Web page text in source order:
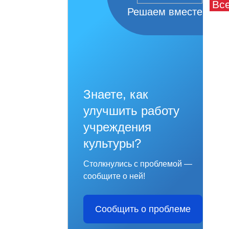
Решаем вместе
Знаете, как
улучшить работу
учреждения
культуры?
Столкнулись с проблемой —
сообщите о ней!
Сообщить о проблеме